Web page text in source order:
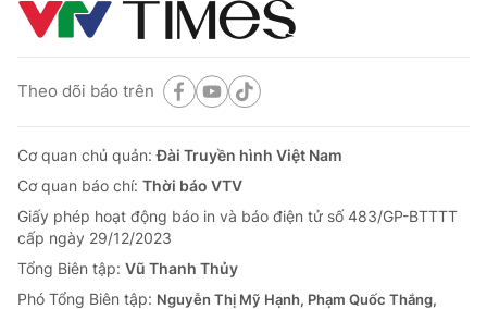
Theo dõi báo trên
Cơ quan chủ quản:Đài Truyền hình Việt Nam
Cơ quan báo chí: Thời báo VTV
Giấy phép hoạt động báo in và báo điện tử số 483/GP-BTTTT
cấp ngày 29/12/2023
Tổng Biên tập: Vũ Thanh Thủy
Phó Tổng Biên tập: Nguyễn Thị Mỹ Hạnh, Phạm Quốc Thắng,